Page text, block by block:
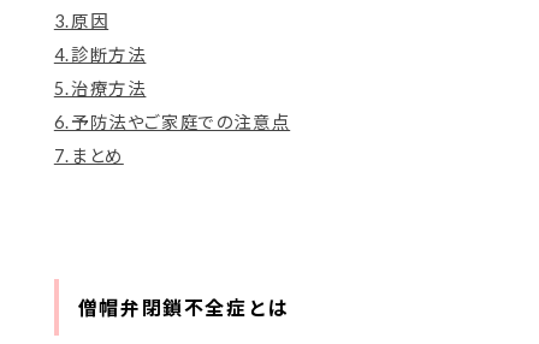
3.原因
4.診断方法
5.治療方法
6.予防法やご家庭での注意点
7.まとめ
僧帽弁閉鎖不全症とは